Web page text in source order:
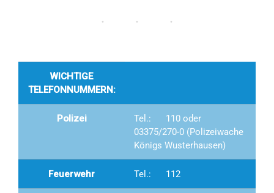
WICHTIGE
TELEFONNUMMERN:
Polizei
Tel.: 110 oder
03375/270-0 (Polizeiwache
Königs Wusterhausen)
Feuerwehr Tel.: 112